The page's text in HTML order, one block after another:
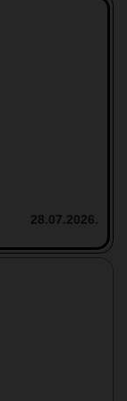
28.07.2026.